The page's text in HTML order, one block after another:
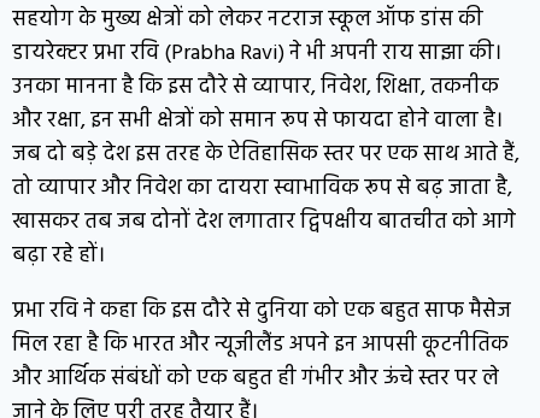
सहयोग के मुख्य क्षेत्रों को लेकर नटराज स्कूल ऑफ डांस की
डायरेक्टर प्रभा रवि (Prabha Ravi) ने भी अपनी राय साझा की।
उनका मानना है कि इस दौरे से व्यापार, निवेश, शिक्षा, तकनीक
और रक्षा, इन सभी क्षेत्रों को समान रूप से फायदा होने वाला है।
जब दो बड़े देश इस तरह के ऐतिहासिक स्तर पर एक साथ आते हैं,
तो व्यापार और निवेश का दायरा स्वाभाविक रूप से बढ़ जाता है,
खासकर तब जब दोनों देश लगातार द्विपक्षीय बातचीत को आगे
बढ़ा रहे हों।
प्रभा रवि ने कहा कि इस दौरे से दुनिया को एक बहुत साफ मैसेज
मिल रहा है कि भारत और न्यूजीलैंड अपने इन आपसी कूटनीतिक
और आर्थिक संबंधों को एक बहुत ही गंभीर और ऊंचे स्तर पर ले